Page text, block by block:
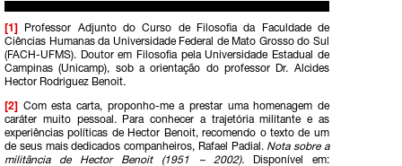
[1]
Professor Adjunto do Curso de Filosofia da Faculdade de
Ciências Humanas da Universidade Federal de Mato Grosso do Sul
(FACH-UFMS). Doutor em Filosofia pela Universidade Estadual de
Campinas (Unicamp), sob a orientação do professor Dr. Alcides
Hector Rodriguez Benoit.
[2]
Com esta carta, proponho-me a prestar uma homenagem de
caráter muito pessoal. Para conhecer a trajetória militante e as
experiências políticas de Hector Benoit, recomendo o texto de um
de seus mais dedicados companheiros, Rafael Padial. Nota sobre a
militância de Hector Benoit (1951 – 2002).Disponível em: